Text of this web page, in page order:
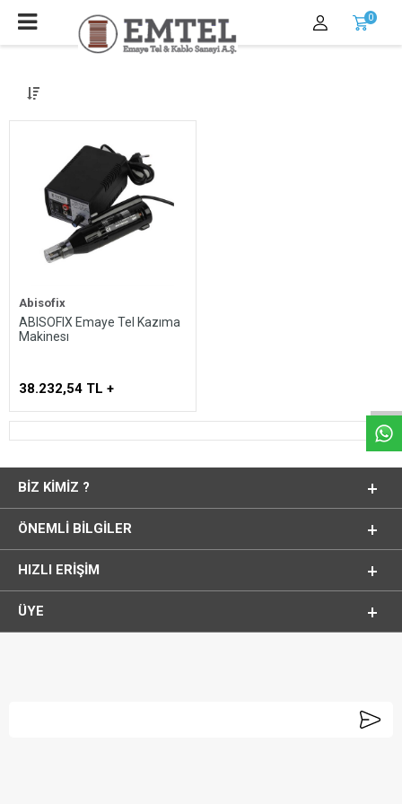
0
Abisofix
ABISOFIX Emaye Tel Kazıma
Makinesı
38.232,54 TL +
BIZ KIMIZ ?
ÖNEMLI BILGILER
HIZLI ERIŞIM
ÜYE